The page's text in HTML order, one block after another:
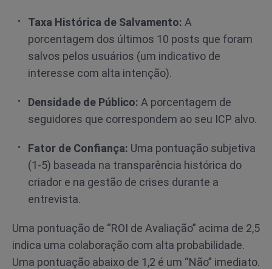
Taxa Histórica de Salvamento: A
porcentagem dos últimos 10 posts que foram
salvos pelos usuários (um indicativo de
interesse com alta intenção).
Densidade de Público: A porcentagem de
seguidores que correspondem ao seu ICP alvo.
Fator de Confiança: Uma pontuação subjetiva
(1-5) baseada na transparência histórica do
criador e na gestão de crises durante a
entrevista.
Uma pontuação de “ROI de Avaliação” acima de 2,5
indica uma colaboração com alta probabilidade.
Uma pontuação abaixo de 1,2 é um “Não” imediato.